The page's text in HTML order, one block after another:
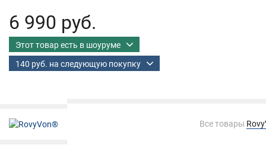
6 990 руб.
Этот товар есть в шоуруме
140 руб. на следующую покупку
Все товары